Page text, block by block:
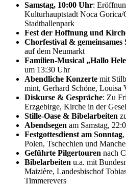
Samstag, 10:00 Uhr:
Kulturhauptstadt Noca
Stadthallenpark
Fest der Hoffnung und
Chorfestival & gemeinsames
auf dem Neumarkt
Familien-Musical „Hallo
um 13:30 Uhr
Abendliche Konzerte mit
mint, Gerhard Schöne, Louisa
Diskurse & Gespräche: Zu
Erzgebirge, Kirche in der
Stille-Oase & Bibelarbeiten
Abendsegen am Samstag,
Festgottesdienst am Sonntag
Polen, Tschechien und
Geführte Pilgertouren nach
Bibelarbeiten u.a. mit
Maizière, Landesbischof
Timmerevers